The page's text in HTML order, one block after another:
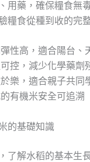
用藥，確保糧食無
糧食從種到收的完
性高，適合陽台、
控，減少化學藥劑
樂，適合親子共同
有機米安全可追溯
的基礎知識
了解水稻的基本生